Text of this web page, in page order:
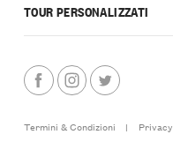
TOUR PERSONALIZZATI
Termini & Condizioni |
Privacy